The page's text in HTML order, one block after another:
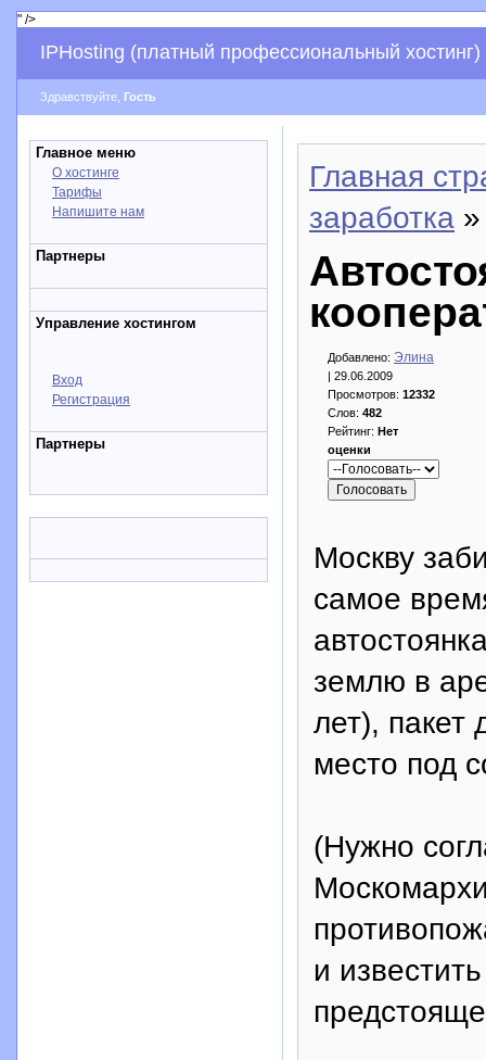
" />
IPHosting (платный профессиональный хостинг)
Здравствуйте, Гость
Главное меню
О хостинге
Тарифы
Напишите нам
Партнеры
Управление хостингом
Вход
Регистрация
Партнеры
Главная
заработка
Добавлено: Элина
| 29.06.2009
Просмотров: 12332
Слов: 482
Рейтинг: Нет
оценки
Москву
самое
землю в
лет), пакет
место под
(Нужно
и